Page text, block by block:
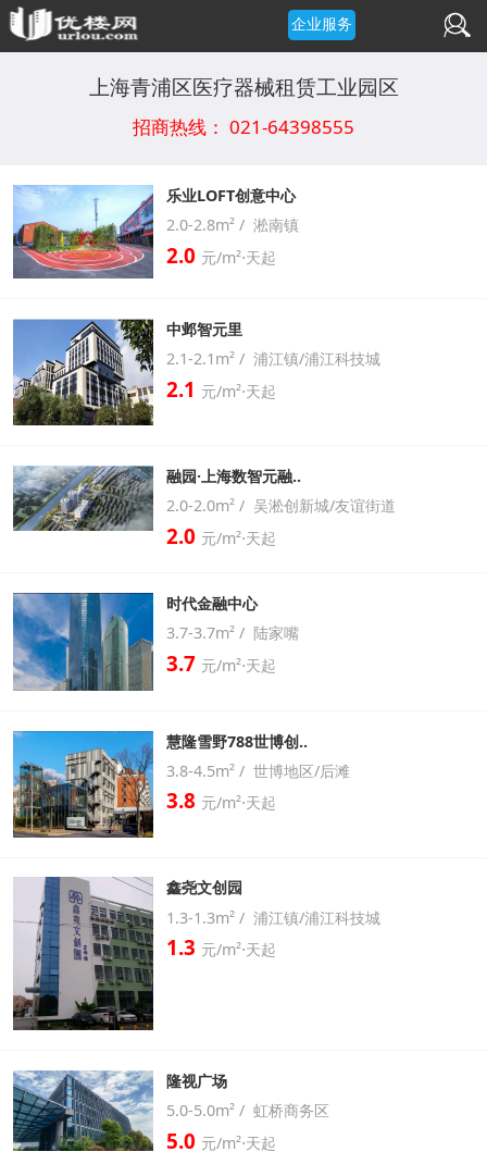
企业服务
上海青浦区医疗器械租赁工业园区
招商热线： 021-64398555
乐业LOFT创意中心
2.0-2.8m² / 淞南镇
2.0 元/m²⋅天起
中邺智元里
2.1-2.1m² / 浦江镇/浦江科技城
2.1 元/m²⋅天起
融园·上海数智元融..
2.0-2.0m² / 吴淞创新城/友谊街道
2.0 元/m²⋅天起
时代金融中心
3.7-3.7m² / 陆家嘴
3.7 元/m²⋅天起
慧隆雪野788世博创..
3.8-4.5m² / 世博地区/后滩
3.8 元/m²⋅天起
鑫尧文创园
1.3-1.3m² / 浦江镇/浦江科技城
1.3 元/m²⋅天起
隆视广场
5.0-5.0m² / 虹桥商务区
5.0 元/m²⋅天起